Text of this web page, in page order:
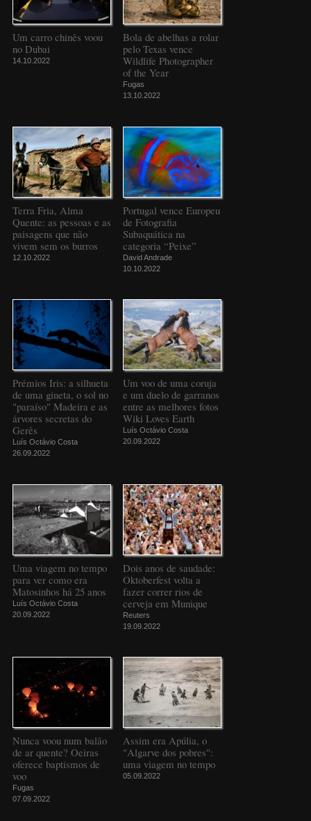
Um carro chinês voou
no Dubai
14.10.2022
Bola de abelhas a rolar
pelo Texas vence
Wildlife Photographer
of the Year
Fugas
13.10.2022
Terra Fria, Alma
Quente: as pessoas e as
paisagens que não
vivem sem os burros
12.10.2022
Portugal vence Europeu
de Fotografia
Subaquática na
categoria “Peixe”
David Andrade
10.10.2022
Prémios Iris: a silhueta
de uma gineta, o sol no
"paraíso" Madeira e as
árvores secretas do
Gerês
Luís Octávio Costa
26.09.2022
Um voo de uma coruja
e um duelo de garranos
entre as melhores fotos
Wiki Loves Earth
Luís Octávio Costa
20.09.2022
Uma viagem no tempo
para ver como era
Matosinhos há 25 anos
Luís Octávio Costa
20.09.2022
Dois anos de saudade:
Oktoberfest volta a
fazer correr rios de
cerveja em Munique
Reuters
19.09.2022
Nunca voou num balão
de ar quente? Oeiras
oferece baptismos de
voo
Fugas
07.09.2022
Assim era Apúlia, o
"Algarve dos pobres":
uma viagem no tempo
05.09.2022